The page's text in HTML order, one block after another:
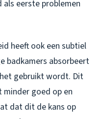
eerste problemen
heeft ook een subtiel
badkamers absorbeert
gebruikt wordt. Dit
goed op en
dat dit de kans op